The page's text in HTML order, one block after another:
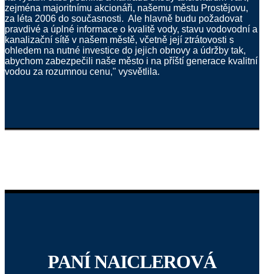
zejména majoritnímu akcionáři, našemu městu Prostějovu,
za léta 2006 do současnosti. Ale hlavně budu požadovat
pravdivé a úplné informace o kvalitě vody, stavu vodovodní a
kanalizační sítě v našem městě, včetně její ztrátovosti s
ohledem na nutné investice do jejich obnovy a údržby tak,
abychom zabezpečili naše město i na příští generace kvalitní
vodou za rozumnou cenu," vysvětlila.
PANÍ NAICLEROVÁ